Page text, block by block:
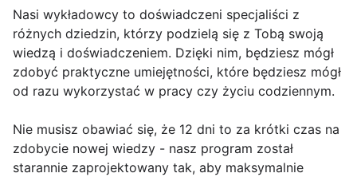
Nasi wykładowcy to doświadczeni specjaliści z
różnych dziedzin, którzy podzielą się z Tobą swoją
wiedzą i doświadczeniem. Dzięki nim, będziesz mógł
zdobyć praktyczne umiejętności, które będziesz mógł
od razu wykorzystać w pracy czy życiu codziennym.
Nie musisz obawiać się, że 12 dni to za krótki czas na
zdobycie nowej wiedzy - nasz program został
starannie zaprojektowany tak, aby maksymalnie